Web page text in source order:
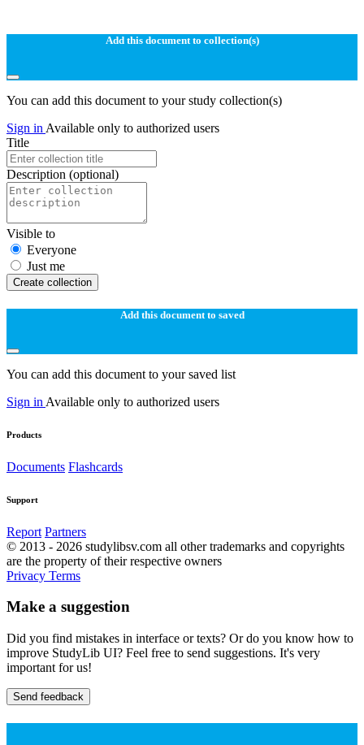
Add this document to collection(s)
You can add this document to your study collection(s)
Sign in Available only to authorized users
Title
Description (optional)
Visible to
Everyone
Just me
Create collection
Add this document to saved
You can add this document to your saved list
Sign in Available only to authorized users
Products
Documents Flashcards
Support
Report Partners
© 2013 - 2026 studylibsv.com all other trademarks and copyrights
are the property of their respective owners
Privacy Terms
Make a suggestion
Did you find mistakes in interface or texts? Or do you know how to
improve StudyLib UI? Feel free to send suggestions. It's very
important for us!
Send feedback